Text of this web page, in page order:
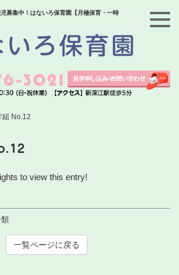
募集中！はないろ保育園【月極保育・一時
組 No.12
to view this entry!
一覧ページに戻る